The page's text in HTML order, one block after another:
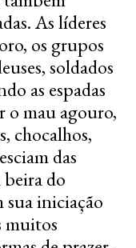
As líderes
os grupos
soldados
as espadas
o mau agouro,
chocalhos,
das
beira do
sua iniciação
muitos